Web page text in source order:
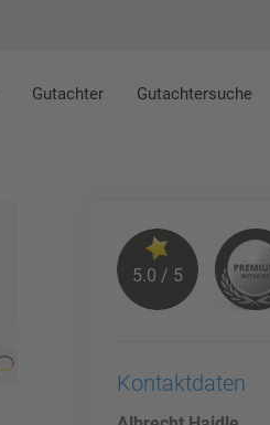
Gutachter Gutachtersuche
5.0 / 5
Kontaktdaten